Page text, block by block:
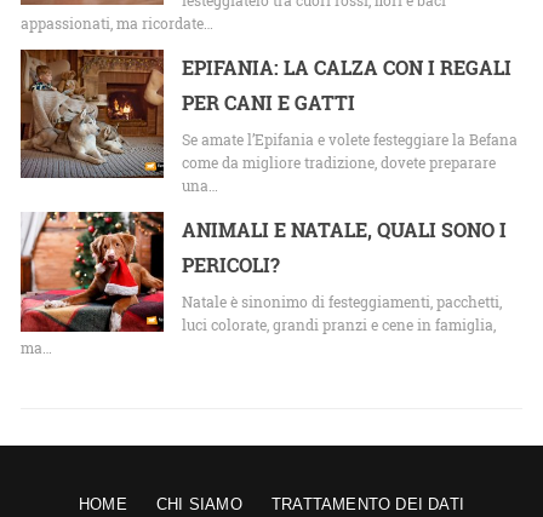
appassionati, ma ricordate…
EPIFANIA: LA CALZA CON I REGALI
PER CANI E GATTI
Se amate l’Epifania e volete festeggiare la Befana
come da migliore tradizione, dovete preparare
una…
ANIMALI E NATALE, QUALI SONO I
PERICOLI?
Natale è sinonimo di festeggiamenti, pacchetti,
luci colorate, grandi pranzi e cene in famiglia,
ma…
HOME CHI SIAMO TRATTAMENTO DEI DATI